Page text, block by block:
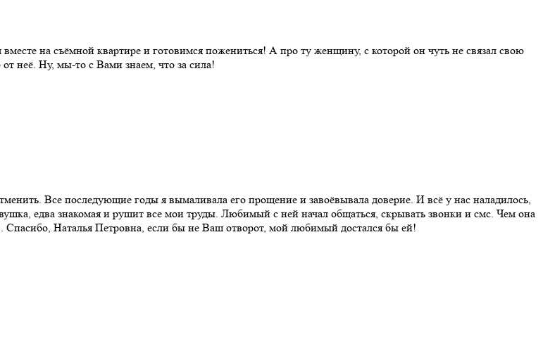
на съёмной квартире и готовимся пожениться! А про ту женщину, с которой он чуть не связал свою
неё. Ну, мы-то с Вами знаем, что за сила!
Все последующие годы я вымаливала его прощение и завоёвывала доверие. И всё у нас наладилось,
едва знакомая и рушит все мои труды. Любимый с ней начал общаться, скрывать звонки и смс. Чем она
Спасибо, Наталья Петровна, если бы не Ваш отворот, мой любимый достался бы ей!